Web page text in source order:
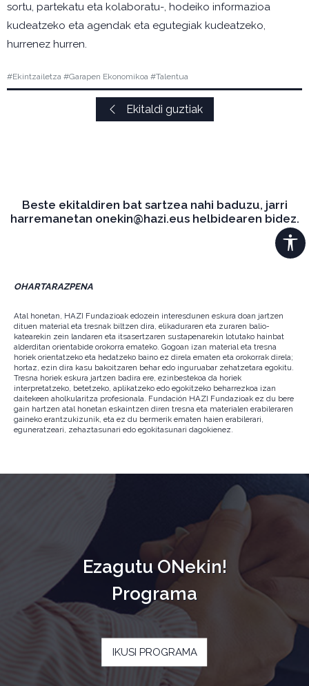
sortu, partekatu eta kolaboratu-, hodeiko informazioa
kudeatzeko eta agendak eta egutegiak kudeatzeko,
hurrenez hurren.
#Ekintzailetza #Garapen Ekonomikoa #Talentua
Ekitaldi guztiak
Beste ekitaldiren bat sartzea nahi baduzu, jarri
harremanetan onekin@hazi.eus helbidearen bidez.
OHARTARAZPENA
Atal honetan, HAZI Fundazioak edozein interesdunen eskura doan jartzen
dituen material eta tresnak biltzen dira, elikaduraren eta zuraren balio-
katearekin zein landaren eta itsasertzaren sustapenarekin lotutako hainbat
alderditan orientabide orokorra emateko. Gogoan izan material eta tresna
horiek orientatzeko eta hedatzeko baino ez direla ematen eta orokorrak direla;
hortaz, ezin dira kasu bakoitzaren behar edo inguruabar zehatzetara egokitu.
Tresna horiek eskura jartzen badira ere, ezinbestekoa da horiek
interpretatzeko, betetzeko, aplikatzeko edo egokitzeko beharrezkoa izan
daitekeen aholkularitza profesionala. Fundación HAZI Fundazioak ez du bere
gain hartzen atal honetan eskaintzen diren tresna eta materialen erabileraren
gaineko erantzukizunik, eta ez du bermerik ematen haien erabilerari,
eguneratzeari, zehaztasunari edo egokitasunari dagokienez.
Ezagutu ONekin!
Programa
IKUSI PROGRAMA